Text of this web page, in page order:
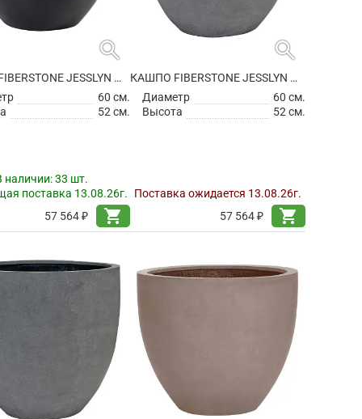
search
КАШПО FIBERSTONE JESSLYN M BLACK
60 см.
52 см.
наличии:33 шт.
поставка 13.08.26г.
57 564 ₽
shopping_cart
search
КАШПО FIBERSTONE JESSLYN M GREY
Диаметр
60 см.
Высота
52 см.
Поставка ожидается 13.08.26г.
57 564 ₽
shopping_cart